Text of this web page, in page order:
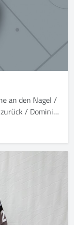
an den Nagel /
/ Dominik